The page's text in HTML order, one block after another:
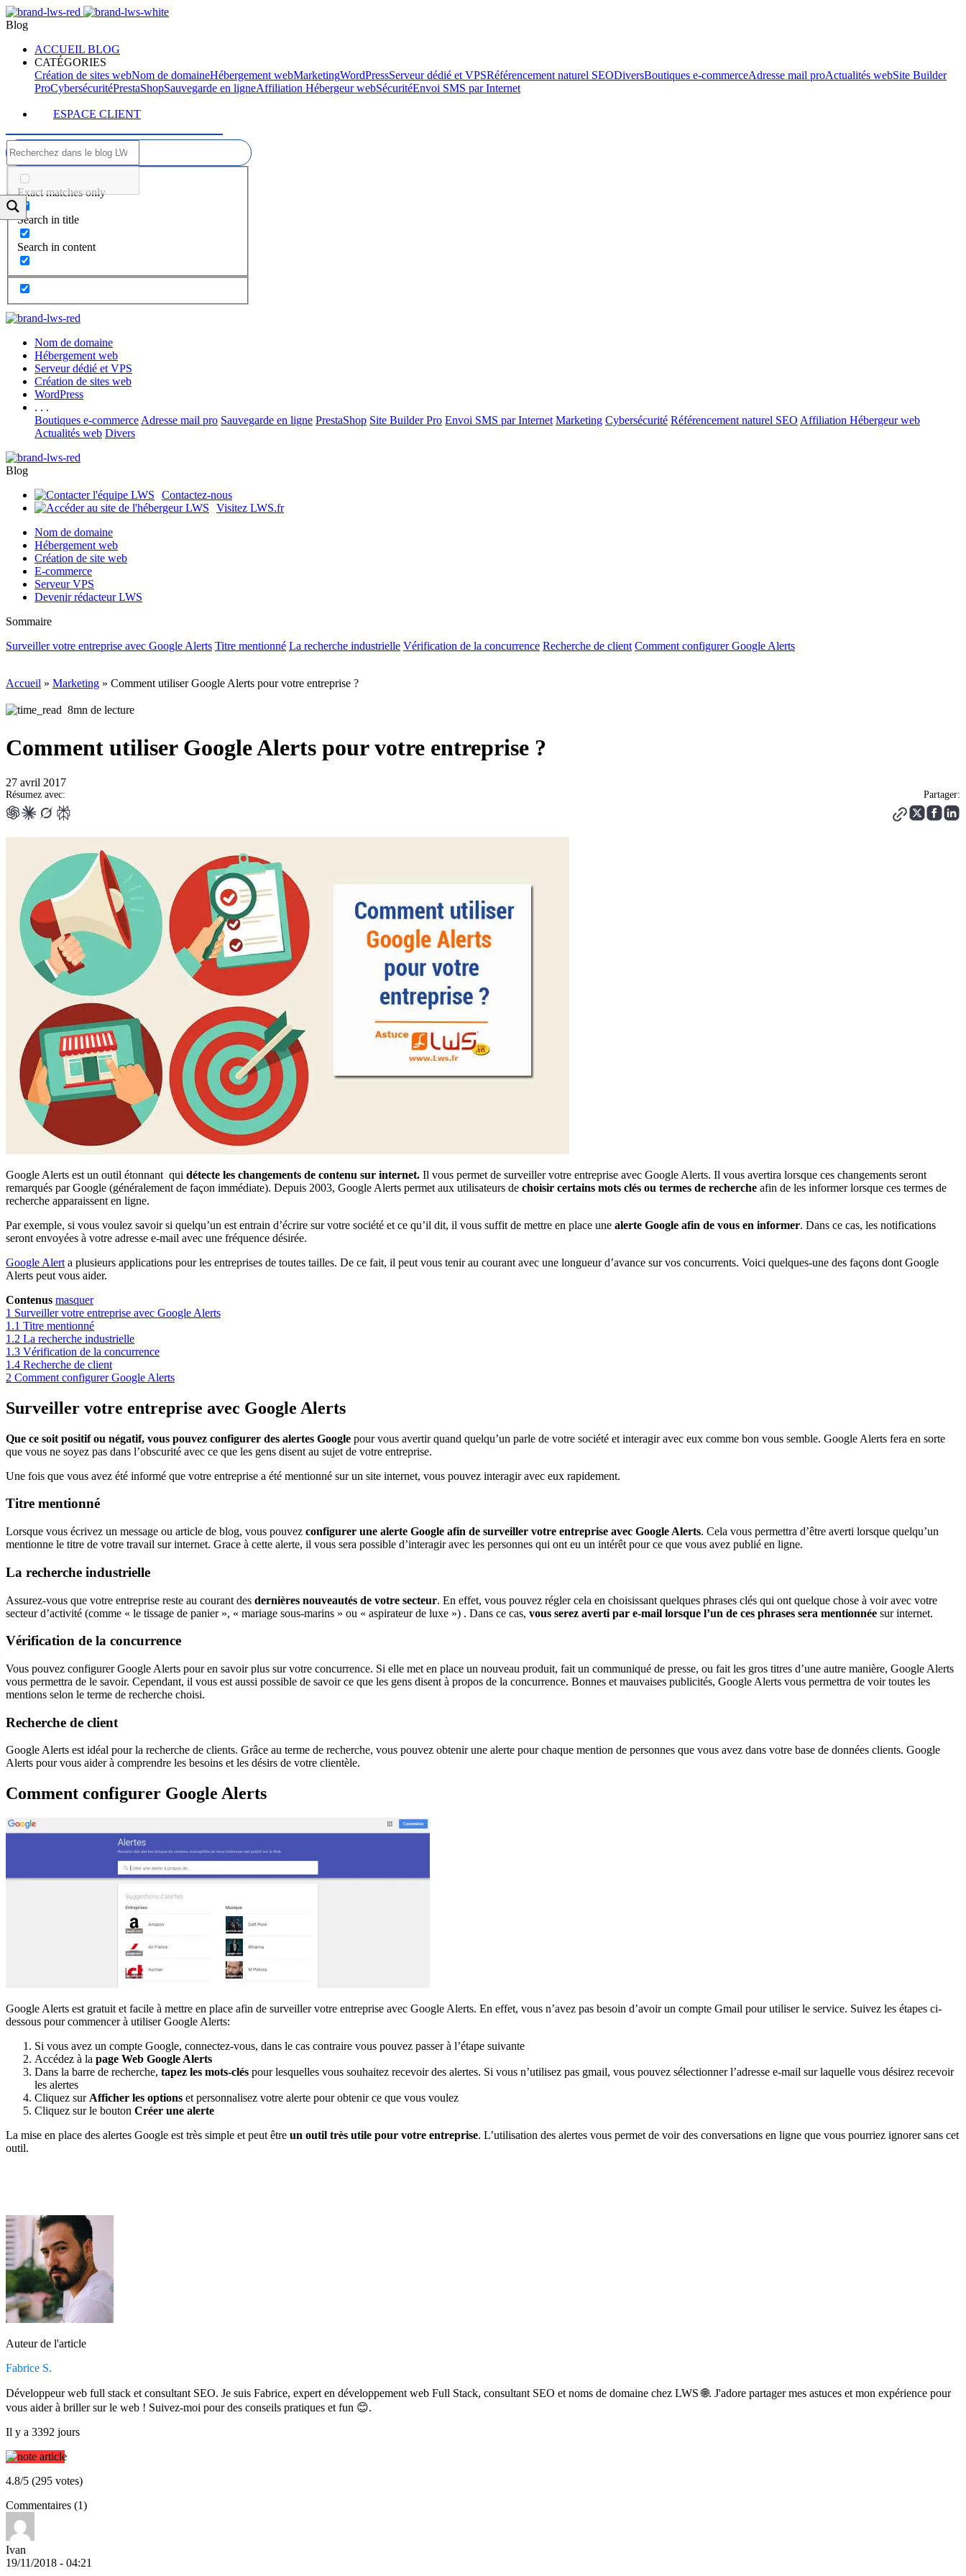
Blog
ACCUEIL BLOG
CATÉGORIES
Création de sites webNom de domaineHébergement webMarketingWordPressServeur dédié et VPSRéférencement naturel SEODiversBoutiques e-commerceAdresse mail proActualités webSite Builder
ProCybersécuritéPrestaShopSauvegarde en ligneAffiliation Hébergeur webSécuritéEnvoi SMS par Internet
ESPACE CLIENT
Exact matches only
Search in title
Search in content
Nom de domaine
Hébergement web
Serveur dédié et VPS
Création de sites web
WordPress
. . .
Boutiques e-commerce Adresse mail pro Sauvegarde en ligne PrestaShop Site Builder Pro Envoi SMS par Internet Marketing Cybersécurité Référencement naturel SEO Affiliation Hébergeur web
Actualités web Divers
Blog
Contactez-nous
Visitez LWS.fr
Nom de domaine
Hébergement web
Création de site web
E-commerce
Serveur VPS
Devenir rédacteur LWS
Sommaire
Surveiller votre entreprise avec Google Alerts Titre mentionné La recherche industrielle Vérification de la concurrence Recherche de client Comment configurer Google Alerts
Accueil » Marketing » Comment utiliser Google Alerts pour votre entreprise ?
8mn de lecture
Comment utiliser Google Alerts pour votre entreprise ?
27 avril 2017
Résumez avec: Partager:
Google Alerts est un outil étonnant qui détecte les changements de contenu sur internet. Il vous permet de surveiller votre entreprise avec Google Alerts. Il vous avertira lorsque ces changements seront
remarqués par Google (généralement de façon immédiate). Depuis 2003, Google Alerts permet aux utilisateurs de choisir certains mots clés ou termes de recherche afin de les informer lorsque ces termes de
recherche apparaissent en ligne.
Par exemple, si vous voulez savoir si quelqu’un est entrain d’écrire sur votre société et ce qu’il dit, il vous suffit de mettre en place une alerte Google afin de vous en informer. Dans ce cas, les notifications
seront envoyées à votre adresse e-mail avec une fréquence désirée.
Google Alert a plusieurs applications pour les entreprises de toutes tailles. De ce fait, il peut vous tenir au courant avec une longueur d’avance sur vos concurrents. Voici quelques-une des façons dont Google
Alerts peut vous aider.
Contenus masquer
1 Surveiller votre entreprise avec Google Alerts
1.1 Titre mentionné
1.2 La recherche industrielle
1.3 Vérification de la concurrence
1.4 Recherche de client
2 Comment configurer Google Alerts
Surveiller votre entreprise avec Google Alerts
Que ce soit positif ou négatif, vous pouvez configurer des alertes Google pour vous avertir quand quelqu’un parle de votre société et interagir avec eux comme bon vous semble. Google Alerts fera en sorte
que vous ne soyez pas dans l’obscurité avec ce que les gens disent au sujet de votre entreprise.
Une fois que vous avez été informé que votre entreprise a été mentionné sur un site internet, vous pouvez interagir avec eux rapidement.
Titre mentionné
Lorsque vous écrivez un message ou article de blog, vous pouvez configurer une alerte Google afin de surveiller votre entreprise avec Google Alerts. Cela vous permettra d’être averti lorsque quelqu’un
mentionne le titre de votre travail sur internet. Grace à cette alerte, il vous sera possible d’interagir avec les personnes qui ont eu un intérêt pour ce que vous avez publié en ligne.
La recherche industrielle
Assurez-vous que votre entreprise reste au courant des dernières nouveautés de votre secteur. En effet, vous pouvez régler cela en choisissant quelques phrases clés qui ont quelque chose à voir avec votre
secteur d’activité (comme « le tissage de panier », « mariage sous-marins » ou « aspirateur de luxe ») . Dans ce cas, vous serez averti par e-mail lorsque l’un de ces phrases sera mentionnée sur internet.
Vérification de la concurrence
Vous pouvez configurer Google Alerts pour en savoir plus sur votre concurrence. Si elle met en place un nouveau produit, fait un communiqué de presse, ou fait les gros titres d’une autre manière, Google Alerts
vous permettra de le savoir. Cependant, il vous est aussi possible de savoir ce que les gens disent à propos de la concurrence. Bonnes et mauvaises publicités, Google Alerts vous permettra de voir toutes les
mentions selon le terme de recherche choisi.
Recherche de client
Google Alerts est idéal pour la recherche de clients. Grâce au terme de recherche, vous pouvez obtenir une alerte pour chaque mention de personnes que vous avez dans votre base de données clients. Google
Alerts pour vous aider à comprendre les besoins et les désirs de votre clientèle.
Comment configurer Google Alerts
Google Alerts est gratuit et facile à mettre en place afin de surveiller votre entreprise avec Google Alerts. En effet, vous n’avez pas besoin d’avoir un compte Gmail pour utiliser le service. Suivez les étapes ci-
dessous pour commencer à utiliser Google Alerts:
Si vous avez un compte Google, connectez-vous, dans le cas contraire vous pouvez passer à l’étape suivante
Accédez à la page Web Google Alerts
Dans la barre de recherche, tapez les mots-clés pour lesquelles vous souhaitez recevoir des alertes. Si vous n’utilisez pas gmail, vous pouvez sélectionner l’adresse e-mail sur laquelle vous désirez recevoir
les alertes
Cliquez sur Afficher les options et personnalisez votre alerte pour obtenir ce que vous voulez
Cliquez sur le bouton Créer une alerte
La mise en place des alertes Google est très simple et peut être un outil très utile pour votre entreprise. L’utilisation des alertes vous permet de voir des conversations en ligne que vous pourriez ignorer sans cet
outil.
Auteur de l'article
Fabrice S.
Développeur web full stack et consultant SEO. Je suis Fabrice, expert en développement web Full Stack, consultant SEO et noms de domaine chez LWS 🌐. J'adore partager mes astuces et mon expérience pour
vous aider à briller sur le web ! Suivez-moi pour des conseils pratiques et fun 😊.
Il y a 3392 jours
4.8/5 (295 votes)
Commentaires (1)
Ivan
19/11/2018 - 04:21